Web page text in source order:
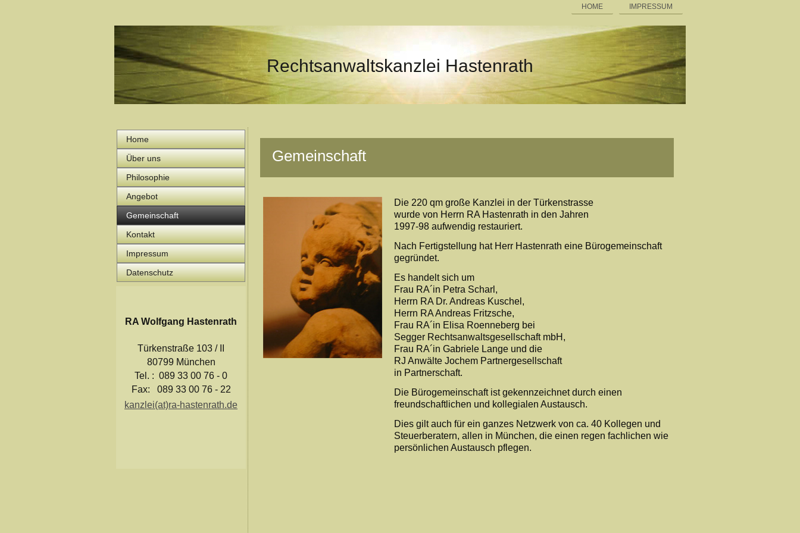
HOME IMPRESSUM
Rechtsanwaltskanzlei Hastenrath
Home
Über uns
Philosophie
Angebot
Gemeinschaft
Kontakt
Impressum
Datenschutz
RA Wolfgang Hastenrath
Türkenstraße 103 / II
80799 München
Tel. : 089 33 00 76 - 0
Fax: 089 33 00 76 - 22
kanzlei(at)ra-hastenrath.de
Gemeinschaft
Die 220 qm große Kanzlei in der Türkenstrasse
wurde von Herrn RA Hastenrath in den Jahren
1997-98 aufwendig restauriert.
Nach Fertigstellung hat Herr Hastenrath eine Bürogemeinschaft
gegründet.
Es handelt sich um
Frau RA´in Petra Scharl,
Herrn RA Dr. Andreas Kuschel,
Herrn RA Andreas Fritzsche,
Frau RA´in Elisa Roenneberg bei
Segger Rechtsanwaltsgesellschaft mbH,
Frau RA´in Gabriele Lange und die
RJ Anwälte Jochem Partnergesellschaft
in Partnerschaft.
Die Bürogemeinschaft ist gekennzeichnet durch einen
freundschaftlichen und kollegialen Austausch.
Dies gilt auch für ein ganzes Netzwerk von ca. 40 Kollegen und
Steuerberatern, allen in München, die einen regen fachlichen wie
persönlichen Austausch pflegen.